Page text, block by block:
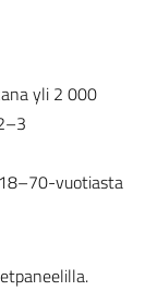
yli 2 000
vuotiasta